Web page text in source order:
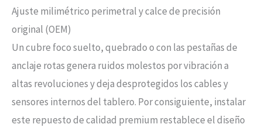
Ajuste milimétrico perimetral y calce de precisión
original (OEM)
Un cubre foco suelto, quebrado o con las pestañas de
anclaje rotas genera ruidos molestos por vibración a
altas revoluciones y deja desprotegidos los cables y
sensores internos del tablero. Por consiguiente, instalar
este repuesto de calidad premium restablece el diseño